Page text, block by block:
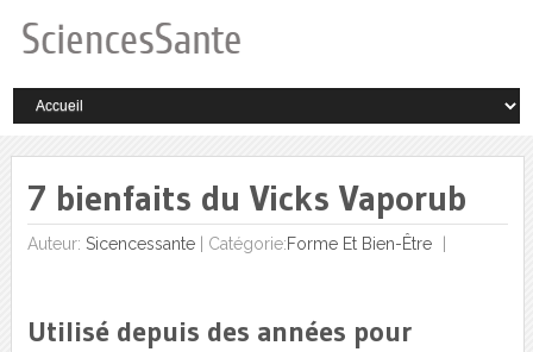
7 bienfaits du Vicks Vaporub
Auteur: Sicencessante| Catégorie:Forme Et Bien-Être
Utilisé depuis des années pour